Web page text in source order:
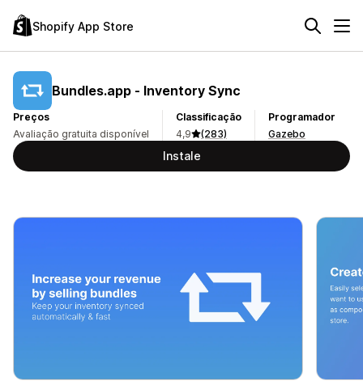
Shopify App Store
Bundles.app ‑ Inventory Sync
Preços
Avaliação gratuita disponível
Classificação
4,9
(283)
Programador
Gazebo
Instale